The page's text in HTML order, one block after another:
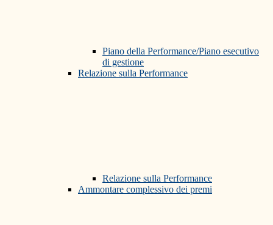
Piano della Performance/Piano esecutivo
di gestione
Relazione sulla Performance
Relazione sulla Performance
Ammontare complessivo dei premi